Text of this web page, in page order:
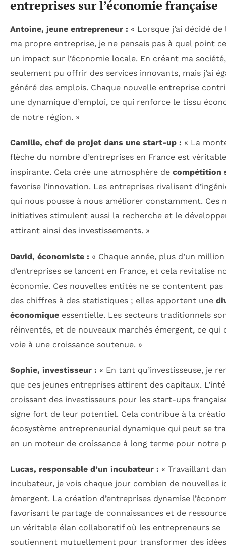
entreprises sur l’économie française
Antoine, jeune entrepreneur : « Lorsque j’ai décidé
ma propre entreprise, je ne pensais pas à quel point
un impact sur l’économie locale. En créant ma société,
seulement pu offrir des services innovants, mais j’ai
généré des emplois. Chaque nouvelle entreprise
une dynamique d’emploi, ce qui renforce le tissu
de notre région. »
Camille, chef de projet dans une start-up : « La
flèche du nombre d’entreprises en France est
inspirante. Cela crée une atmosphère de compétition
favorise l’innovation. Les entreprises rivalisent
qui nous pousse à nous améliorer constamment. Ces
initiatives stimulent aussi la recherche et le
attirant ainsi des investissements. »
David, économiste : « Chaque année, plus d’un million
d’entreprises se lancent en France, et cela revitalise
économie. Ces nouvelles entités ne se contentent pas
des chiffres à des statistiques ; elles apportent une
économique essentielle. Les secteurs traditionnels
réinventés, et de nouveaux marchés émergent, ce qui
voie à une croissance soutenue. »
Sophie, investisseur : « En tant qu’investisseuse, je
que ces jeunes entreprises attirent des capitaux.
croissant des investisseurs pour les start-ups
signe fort de leur potentiel. Cela contribue à la
écosystème entrepreneurial dynamique qui peut se
en un moteur de croissance à long terme pour notre
Lucas, responsable d’un incubateur : « Travaillant
incubateur, je vois chaque jour combien de nouvelles
émergent. La création d’entreprises dynamise
favorisant le partage de connaissances et de
un véritable élan collaboratif où les entrepreneurs se
soutiennent mutuellement pour transformer des